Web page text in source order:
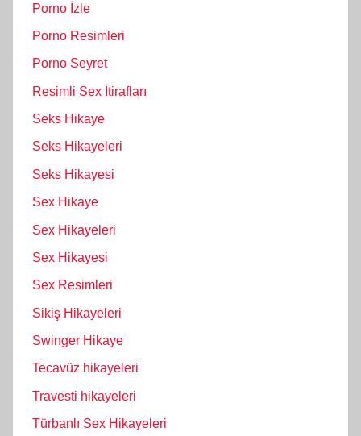
Porno İzle
Porno Resimleri
Porno Seyret
Resimli Sex İtirafları
Seks Hikaye
Seks Hikayeleri
Seks Hikayesi
Sex Hikaye
Sex Hikayeleri
Sex Hikayesi
Sex Resimleri
Sikiş Hikayeleri
Swinger Hikaye
Tecavüz hikayeleri
Travesti hikayeleri
Türbanlı Sex Hikayeleri